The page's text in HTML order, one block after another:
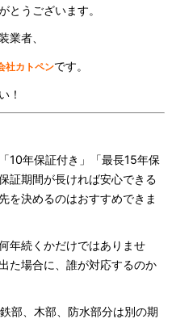
とうございます。
業者、
社カトペンです。
！
10年保証付き」「最長15年保
証期間が長ければ安心できる
を決めるのはおすすめできま
年続くかだけではありませ
た場合に、誰が対応するのか
部、木部、防水部分は別の期